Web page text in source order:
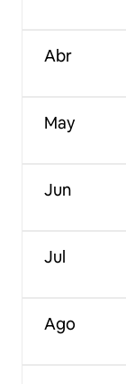
Abr
May
Jun
Jul
Ago